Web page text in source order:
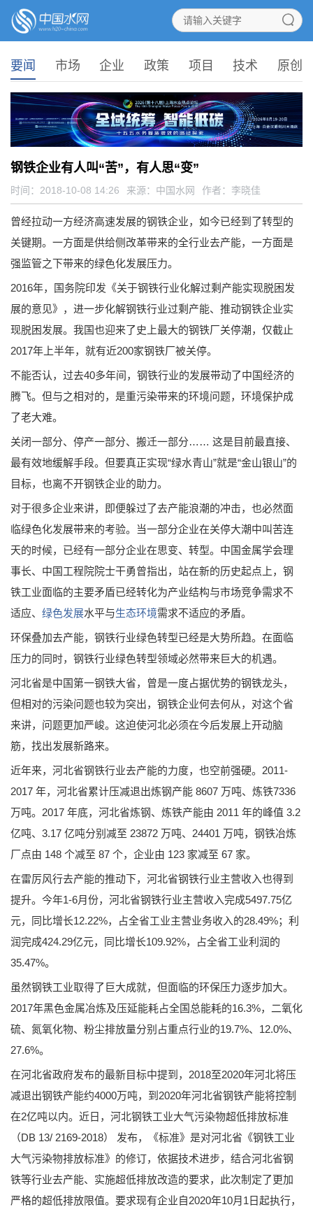
要闻 市场 企业 政策 项目 技术 原创
钢铁企业有人叫“苦”，有人思“变”
时间：2018-10-08 14:26 来源： 中国水网 作者：李晓佳
曾经拉动一方经济高速发展的钢铁企业，如今已经到了转型的
关键期。一方面是供给侧改革带来的全行业去产能，一方面是
强监管之下带来的绿色化发展压力。
2016年，国务院印发《关于钢铁行业化解过剩产能实现脱困发
展的意见》，进一步化解钢铁行业过剩产能、推动钢铁企业实
现脱困发展。我国也迎来了史上最大的钢铁厂关停潮，仅截止
2017年上半年，就有近200家钢铁厂被关停。
不能否认，过去40多年间，钢铁行业的发展带动了中国经济的
腾飞。但与之相对的，是重污染带来的环境问题，环境保护成
了老大难。
关闭一部分、停产一部分、搬迁一部分…… 这是目前最直接、
最有效地缓解手段。但要真正实现“绿水青山”就是“金山银山”的
目标，也离不开钢铁企业的助力。
对于很多企业来讲，即便躲过了去产能浪潮的冲击，也必然面
临绿色化发展带来的考验。当一部分企业在关停大潮中叫苦连
天的时候，已经有一部分企业在思变、转型。中国金属学会理
事长、中国工程院院士干勇曾指出，站在新的历史起点上，钢
铁工业面临的主要矛盾已经转化为产业结构与市场竞争需求不
适应、 绿色发展水平与生态环境需求不适应的矛盾。
环保叠加去产能，钢铁行业绿色转型已经是大势所趋。在面临
压力的同时，钢铁行业绿色转型领域必然带来巨大的机遇。
河北省是中国第一钢铁大省，曾是一度占据优势的钢铁龙头，
但相对的污染问题也较为突出，钢铁企业何去何从，对这个省
来讲，问题更加严峻。这迫使河北必须在今后发展上开动脑
筋，找出发展新路来。
近年来，河北省钢铁行业去产能的力度，也空前强硬。2011-
2017 年，河北省累计压减退出炼钢产能 8607 万吨、炼铁7336
万吨。2017 年底，河北省炼钢、炼铁产能由 2011 年的峰值 3.2
亿吨、3.17 亿吨分别减至 23872 万吨、24401 万吨，钢铁冶炼
厂点由 148 个减至 87 个，企业由 123 家减至 67 家。
在雷厉风行去产能的推动下，河北省钢铁行业主营收入也得到
提升。今年1-6月份，河北省钢铁行业主营收入完成5497.75亿
元，同比增长12.22%，占全省工业主营业务收入的28.49%；利
润完成424.29亿元，同比增长109.92%，占全省工业利润的
35.47%。
虽然钢铁工业取得了巨大成就，但面临的环保压力逐步加大。
2017年黑色金属冶炼及压延能耗占全国总能耗的16.3%，二氧化
硫、氮氧化物、粉尘排放量分别占重点行业的19.7%、12.0%、
27.6%。
在河北省政府发布的最新目标中提到，2018至2020年河北将压
减退出钢铁产能约4000万吨，到2020年河北省钢铁产能将控制
在2亿吨以内。近日，河北钢铁工业大气污染物超低排放标准
（DB 13/ 2169-2018） 发布，《标准》是对河北省《钢铁工业
大气污染物排放标准》的修订，依据技术进步，结合河北省钢
铁等行业去产能、实施超低排放改造的要求，此次制定了更加
严格的超低排放限值。要求现有企业自2020年10月1日起执行，